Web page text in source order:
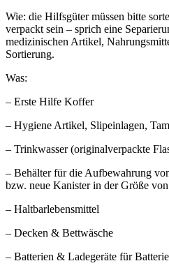
Wie: die Hilfsgüter müssen bitte
verpackt sein – sprich eine
medizinischen Artikel,
Sortierung.
Was:
– Erste Hilfe Koffer
– Hygiene Artikel, Slipeinlagen,
– Trinkwasser (originalverpackte
– Behälter für die Aufbewahrung
bzw. neue Kanister in der Größe
– Haltbarlebensmittel
– Decken & Bettwäsche
– Batterien & Ladegeräte für